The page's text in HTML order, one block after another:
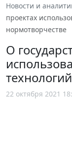
Новости и
проектах
нормотворчестве
О
22 октября 2021